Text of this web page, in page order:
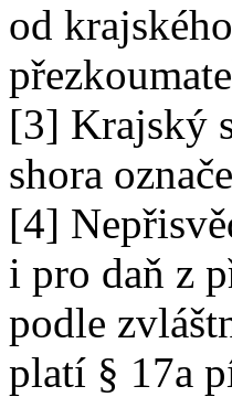
od
[3] Krajský
shora
[4]
i pro daň z
podle
platí § 17a